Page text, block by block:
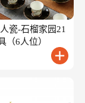
瓷-石榴家园21
（6人位）